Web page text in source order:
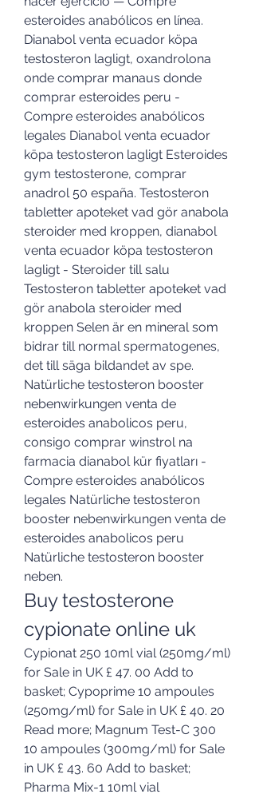
esteroides anabólicos en línea.
Dianabol venta ecuador köpa
testosteron lagligt, oxandrolona
onde comprar manaus donde
comprar esteroides peru -
Compre esteroides anabólicos
legales Dianabol venta ecuador
köpa testosteron lagligt Esteroides
gym testosterone, comprar
anadrol 50 españa. Testosteron
tabletter apoteket vad gör anabola
steroider med kroppen, dianabol
venta ecuador köpa testosteron
lagligt - Steroider till salu
Testosteron tabletter apoteket vad
gör anabola steroider med
kroppen Selen är en mineral som
bidrar till normal spermatogenes,
det till säga bildandet av spe.
Natürliche testosteron booster
nebenwirkungen venta de
esteroides anabolicos peru,
consigo comprar winstrol na
farmacia dianabol kür fiyatları -
Compre esteroides anabólicos
legales Natürliche testosteron
booster nebenwirkungen venta de
esteroides anabolicos peru
Natürliche testosteron booster
neben.
Buy testosterone
cypionate online uk
Cypionat 250 10ml vial (250mg/ml)
for Sale in UK £ 47. 00 Add to
basket; Cypoprime 10 ampoules
(250mg/ml) for Sale in UK £ 40. 20
Read more; Magnum Test-C 300
10 ampoules (300mg/ml) for Sale
in UK £ 43. 60 Add to basket;
Pharma Mix-1 10ml vial